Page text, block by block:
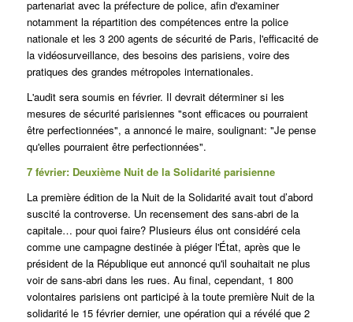
partenariat avec la préfecture de police, afin d'examiner
notamment la répartition des compétences entre la police
nationale et les 3 200 agents de sécurité de Paris, l'efficacité de
la vidéosurveillance, des besoins des parisiens, voire des
pratiques des grandes métropoles internationales.
L'audit sera soumis en février. Il devrait déterminer si les
mesures de sécurité parisiennes "sont efficaces ou pourraient
être perfectionnées", a annoncé le maire, soulignant: "Je pense
qu'elles pourraient être perfectionnées".
7 février: Deuxième Nuit de la Solidarité parisienne
La première édition de la Nuit de la Solidarité avait tout d’abord
suscité la controverse. Un recensement des sans-abri de la
capitale… pour quoi faire? Plusieurs élus ont considéré cela
comme une campagne destinée à piéger l'État, après que le
président de la République eut annoncé qu'il souhaitait ne plus
voir de sans-abri dans les rues. Au final, cependant, 1 800
volontaires parisiens ont participé à la toute première Nuit de la
solidarité le 15 février dernier, une opération qui a révélé que 2